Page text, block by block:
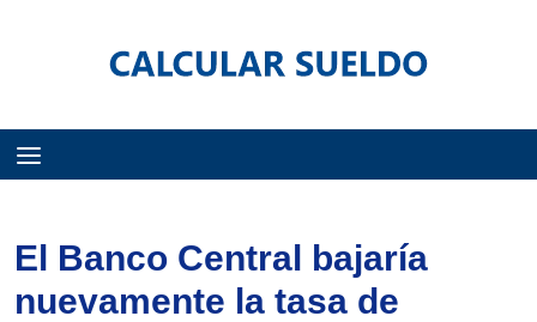
El Banco Central bajaría
nuevamente la tasa de